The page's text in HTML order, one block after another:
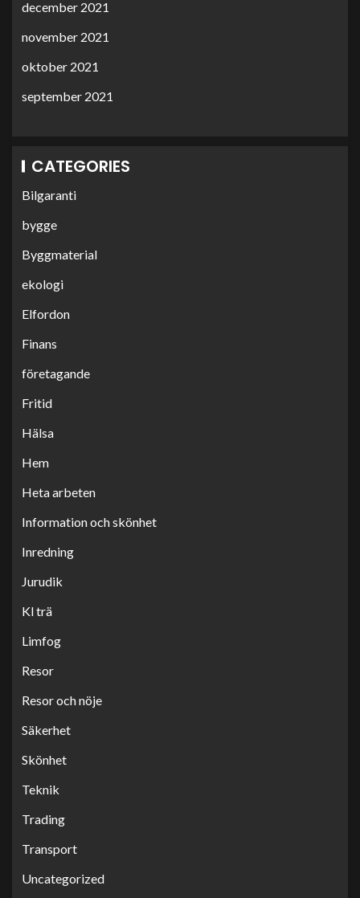
december 2021
november 2021
oktober 2021
september 2021
CATEGORIES
Bilgaranti
bygge
Byggmaterial
ekologi
Elfordon
Finans
företagande
Fritid
Hälsa
Hem
Heta arbeten
Information och skönhet
Inredning
Jurudik
Kl trä
Limfog
Resor
Resor och nöje
Säkerhet
Skönhet
Teknik
Trading
Transport
Uncategorized